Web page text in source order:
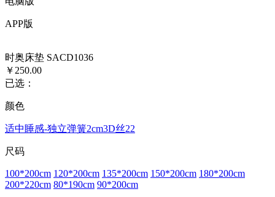
APP版
时奥床垫 SACD1036
￥250.00
已选：
颜色
适中睡感-独立弹簧2cm3D丝22
尺码
100*200cm 120*200cm 135*200cm 150*200cm 180*200cm
200*220cm 80*190cm 90*200cm